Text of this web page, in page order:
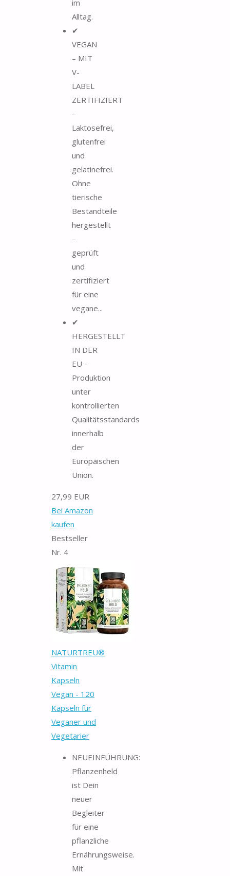
im
Alltag.
✔
VEGAN
– MIT
V-
LABEL
ZERTIFIZIERT
-
Laktosefrei,
glutenfrei
und
gelatinefrei.
Ohne
tierische
Bestandteile
hergestellt
–
geprüft
und
zertifiziert
für eine
vegane...
✔
HERGESTELLT
IN DER
EU -
Produktion
unter
kontrollierten
Qualitätsstandards
innerhalb
der
Europäischen
Union.
27,99 EUR
Bei Amazon
kaufen
Bestseller
Nr. 4
NATURTREU®
Vitamin
Kapseln
Vegan - 120
Kapseln für
Veganer und
Vegetarier
NEUEINFÜHRUNG:
Pflanzenheld
ist Dein
neuer
Begleiter
für eine
pflanzliche
Ernährungsweise.
Mit